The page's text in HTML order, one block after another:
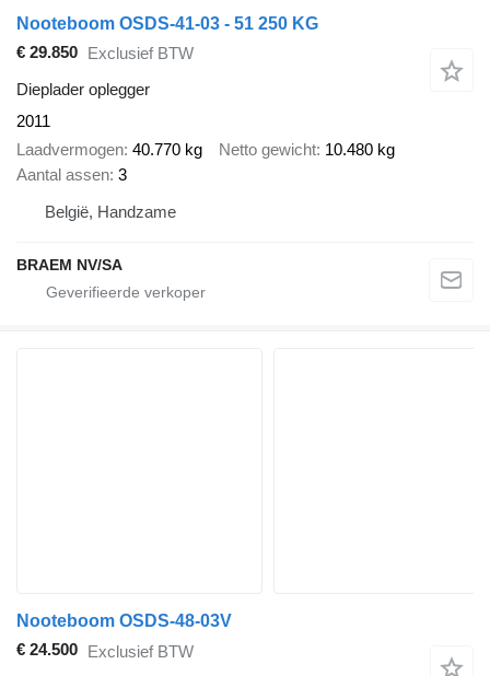
Nooteboom OSDS-41-03 - 51 250 KG
€ 29.850 Exclusief BTW
Dieplader oplegger
2011
Laadvermogen 40.770 kg Netto gewicht 10.480 kg
Aantal assen 3
België, Handzame
BRAEM NV/SA
Nooteboom OSDS-48-03V
€ 24.500 Exclusief BTW